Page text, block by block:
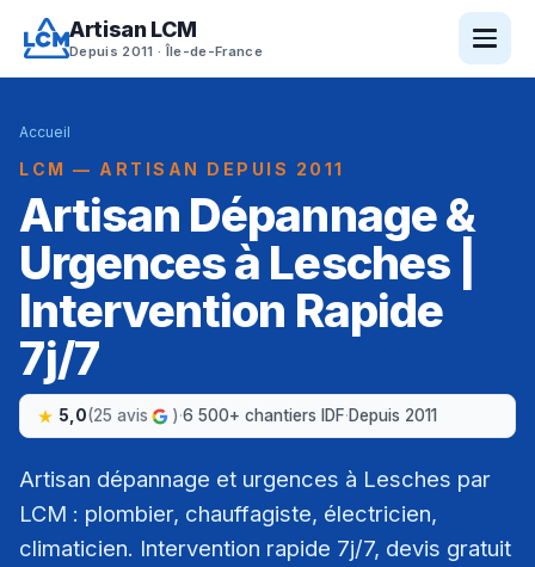
Artisan LCM
Depuis 2011 · Île-de-France
Accueil
LCM — ARTISAN DEPUIS 2011
Artisan Dépannage &
Urgences à Lesches |
Intervention Rapide
7j/7
5,0(25 avis )·6 500+ chantiers IDF·Depuis 2011
Artisan dépannage et urgences à Lesches par
LCM : plombier, chauffagiste, électricien,
climaticien. Intervention rapide 7j/7, devis gratuit